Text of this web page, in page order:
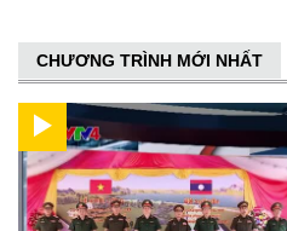
CHƯƠNG TRÌNH MỚI NHẤT